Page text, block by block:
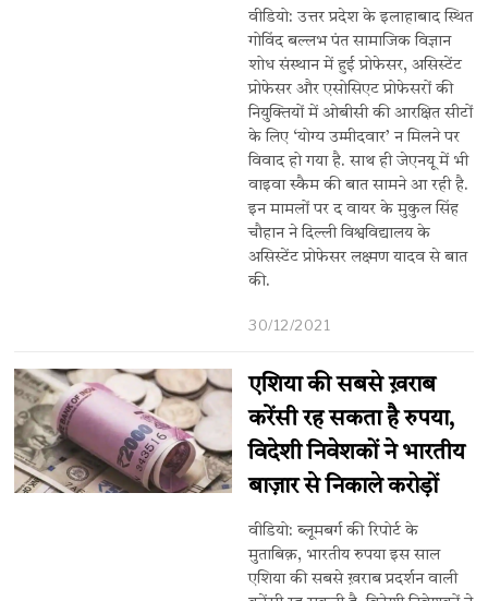
वीडियो: उत्तर प्रदेश के इलाहाबाद स्थित
गोविंद बल्लभ पंत सामाजिक विज्ञान
शोध संस्थान में हुई प्रोफेसर, असिस्टेंट
प्रोफेसर और एसोसिएट प्रोफेसरों की
नियुक्तियों में ओबीसी की आरक्षित सीटों
के लिए ‘योग्य उम्मीदवार’ न मिलने पर
विवाद हो गया है. साथ ही जेएनयू में भी
वाइवा स्कैम की बात सामने आ रही है.
इन मामलों पर द वायर के मुकुल सिंह
चौहान ने दिल्ली विश्वविद्यालय के
असिस्टेंट प्रोफेसर लक्ष्मण यादव से बात
की.
30/12/2021
एशिया की सबसे ख़राब
करेंसी रह सकता है रुपया,
विदेशी निवेशकों ने भारतीय
बाज़ार से निकाले करोड़ों
वीडियो: ब्लूमबर्ग की रिपोर्ट के
मुताबिक़, भारतीय रुपया इस साल
एशिया की सबसे ख़राब प्रदर्शन वाली